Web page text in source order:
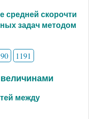
средней скорочти
задач методом
1191
между